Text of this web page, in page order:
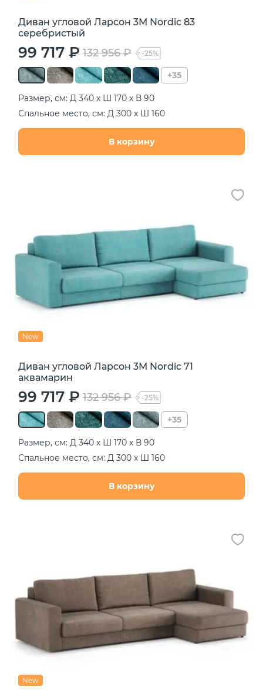
Диван угловой Ларсон 3М Nordic 83
серебристый
99 717 ₽ 132 956 ₽ -25%
+35
Размер, см: Д 340 х Ш 170 х В 90
Спальное место, см: Д 300 х Ш 160
В корзину
New
Диван угловой Ларсон 3М Nordic 71
аквамарин
99 717 ₽ 132 956 ₽ -25%
+35
Размер, см: Д 340 х Ш 170 х В 90
Спальное место, см: Д 300 х Ш 160
В корзину
New